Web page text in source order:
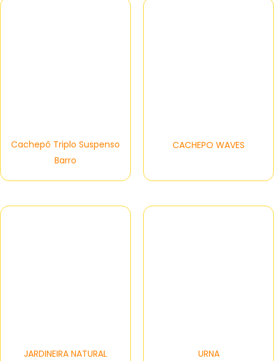
Cachepô Triplo Suspenso
Barro
CACHEPO WAVES
JARDINEIRA NATURAL URNA